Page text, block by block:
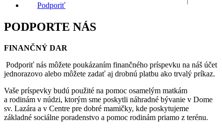
Podporiť
PODPORTE NÁS
FINANČNÝ DAR
Podporiť nás môžete poukázaním finančného príspevku na náš účet
jednorazovo alebo môžete zadať aj drobnú platbu ako trvalý príkaz.
Vaše príspevky budú použité na pomoc osamelým matkám
a rodinám v núdzi, ktorým sme poskytli náhradné bývanie v Dome
sv. Lazára a v Centre pre dobré mamičky, kde poskytujeme
základné sociálne poradenstvo a pomoc rodinám priamo z terénu.